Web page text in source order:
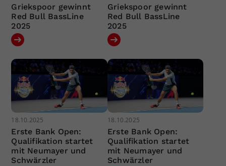
Griekspoor gewinnt
Red Bull BassLine
2025
Griekspoor gewinnt
Red Bull BassLine
2025
18.10.2025
Erste Bank Open:
Qualifikation startet
mit Neumayer und
Schwärzler
18.10.2025
Erste Bank Open:
Qualifikation startet
mit Neumayer und
Schwärzler